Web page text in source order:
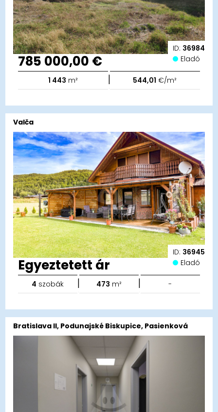
ID: 36984
785 000,00 € Eladó
1 443 m² | 544,01 €/m²
ID: 36945
Valča
Egyeztetett ár Eladó
4 szobák | 473 m² | -
Bratislava II, Podunajské Biskupice, Pasienková